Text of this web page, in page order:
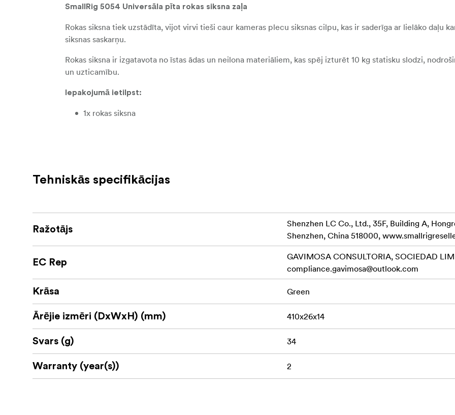
SmallRig 5054 Universāla pīta rokas siksna zaļa
Rokas siksna tiek uzstādīta, vijot virvi tieši caur kameras plecu siksnas cilpu, kas ir saderīga ar lielāko daļu
siksnas saskarņu.
Rokas siksna ir izgatavota no īstas ādas un neilona materiāliem, kas spēj izturēt 10 kg statisku slodzi,
un uzticamību.
Iepakojumā ietilpst:
1x rokas siksna
Tehniskās specifikācijas
Ražotājs
Shenzhen LC Co., Ltd., 35F, Building A,
Shenzhen, China 518000,
EC Rep
GAVIMOSA CONSULTORIA, SOCIEDAD
compliance.gavimosa@outlook.com
Krāsa Green
Ārējie izmēri (DxWxH) (mm) 410x26x14
Svars (g) 34
Warranty (year(s)) 2